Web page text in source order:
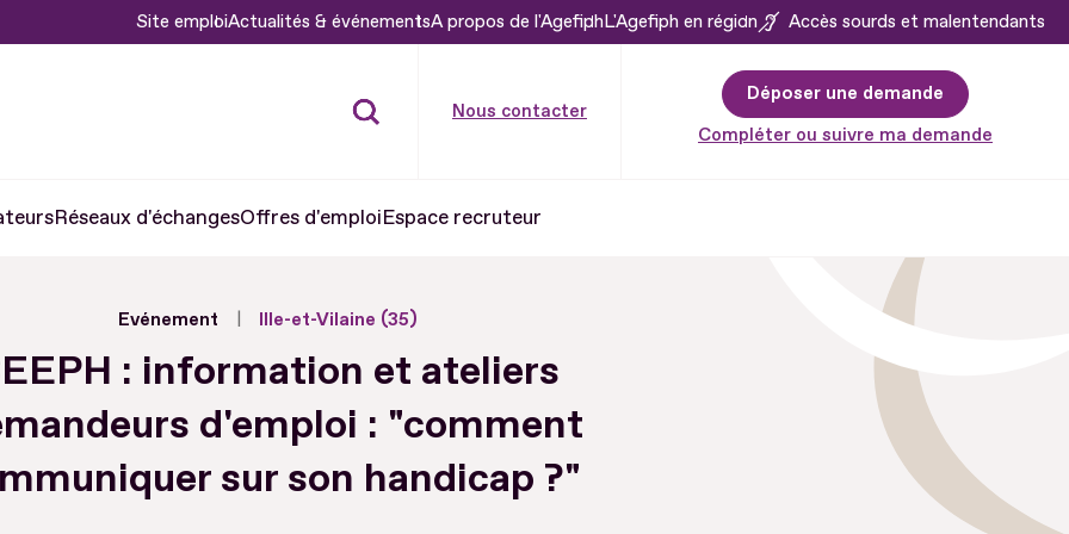
Site emploiActualités & événementsA propos de l'AgefiphL'Agefiph en région Accès sourds et malentendants
Nous contacter
Déposer une demande
Compléter ou suivre ma demande
Réseaux d'échangesOffres d'emploiEspace recruteur
Evénement Ille-et-Vilaine (35)
: information et ateliers
d'emploi : "comment
sur son handicap ?"